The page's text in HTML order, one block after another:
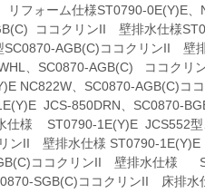
フォーム仕様ST0790-0E(Y)E、
ココクリンII 壁排水仕様
AGB(C)ココクリンII 壁
、SC0870-AGB(C) ココクリ
NC822W、SC0870-AGB(C)コ
JCS-850DRN、SC0870-
様 ST0790-1E(Y)E JCS552型
II 壁排水仕様 ST0790-1E(Y)E
ココクリンII 壁排水仕様
SGB(C)ココクリンII 床排